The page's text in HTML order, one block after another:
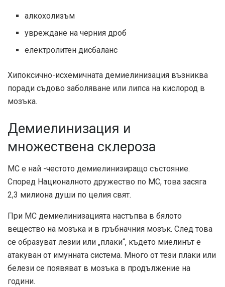
алкохолизъм
увреждане на черния дроб
електролитен дисбаланс
Хипоксично-исхемичната демиелинизация възниква
поради съдово заболяване или липса на кислород в
мозъка.
Демиелинизация и
множествена склероза
МС е най -честото демиелинизиращо състояние.
Според Националното дружество по МС, това засяга
2,3 милиона души по целия свят.
При МС демиелинизацията настъпва в бялото
вещество на мозъка и в гръбначния мозък. След това
се образуват лезии или „плаки“, където миелинът е
атакуван от имунната система. Много от тези плаки или
белези се появяват в мозъка в продължение на
години.